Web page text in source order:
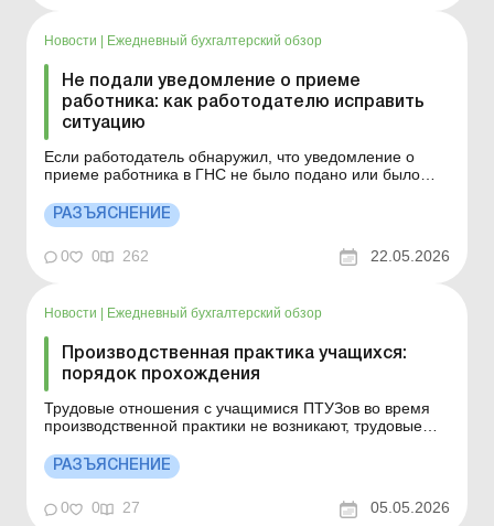
Новости Ежедневный бухгалтерский обзор
Не подали уведомление о приеме
работника: как работодателю исправить
ситуацию
Если работодатель обнаружил, что уведомление о
приеме работника в ГНС не было подано или было
можно быстрее. Специалисты напоминают, какие
действия помогут снизить риски штрафов и трудовых
работу...
РАЗЪЯСНЕНИЕ
0 0 262 22.05.2026
Новости Ежедневный бухгалтерский обзор
Производственная практика учащихся:
порядок прохождения
Трудовые отношения с учащимися ПТУЗов во время
производственной практики не возникают, трудовые
работника на работу в органы ГНС не подается.
Детали см. ниже. Больше по теме: Стажер или ученик:
в чем различие и как правильно назвать Для
прохождения пр...
РАЗЪЯСНЕНИЕ
0 0 27 05.05.2026